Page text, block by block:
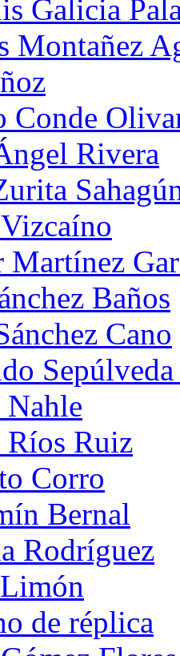
Galicia
Montañez
Conde
Rivera
Martínez
Baños
Cano
Ruiz
Corro
Bernal
Rodríguez
de réplica